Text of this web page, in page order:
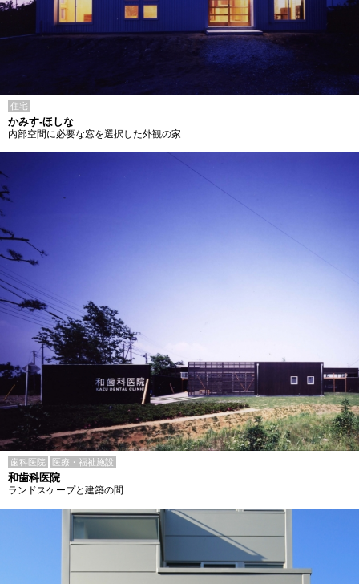
住宅
かみす-ほしな
内部空間に必要な窓を選択した外観の家
歯科医院 医療・福祉施設
和歯科医院
ランドスケープと建築の間